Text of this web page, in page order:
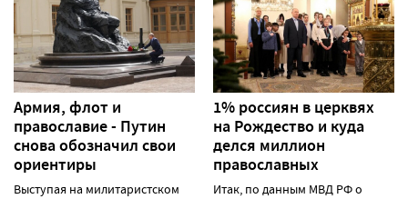
Армия, флот и
православие - Путин
снова обозначил свои
ориентиры
Выступая на милитаристском
1% россиян в церквях
на Рождество и куда
делся миллион
православных
Итак, по данным МВД РФ о